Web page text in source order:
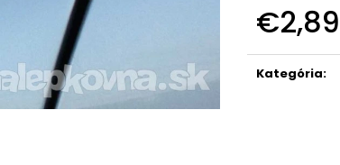
€2,89
cena:
Kategória: